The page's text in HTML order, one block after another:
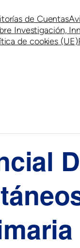
de Cuentas
Investigación,
de cookies (UE)